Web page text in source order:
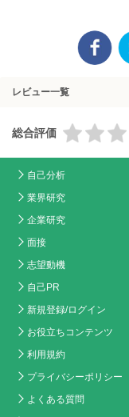
レビュー一覧
総合評価
自己分析
業界研究
企業研究
面接
志望動機
自己PR
新規登録/ログイン
お役立ちコンテンツ
利用規約
プライバシーポリシー
よくある質問